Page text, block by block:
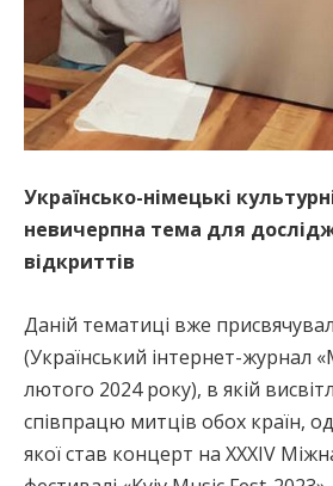
Українсько-німецькі
невичерпна тема для
відкриттів
Даній тематиці вже
(Український інтернет-журнал
лютого 2024 року), в якій
співпрацю митців обох країн,
якої став концерт на ХХХІV